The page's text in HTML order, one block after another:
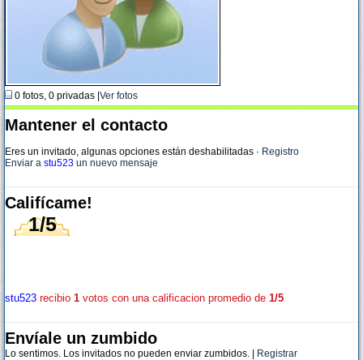
0 fotos, 0 privadas | Ver fotos
Mantener el contacto
Eres un invitado, algunas opciones están deshabilitadas · Registro
Enviar a stu523 un nuevo mensaje
Califícame!
1/5
stu523 recibio 1 votos con una calificacion promedio de 1/5
Envíale un zumbido
Lo sentimos. Los invitados no pueden enviar zumbidos. | Registrar